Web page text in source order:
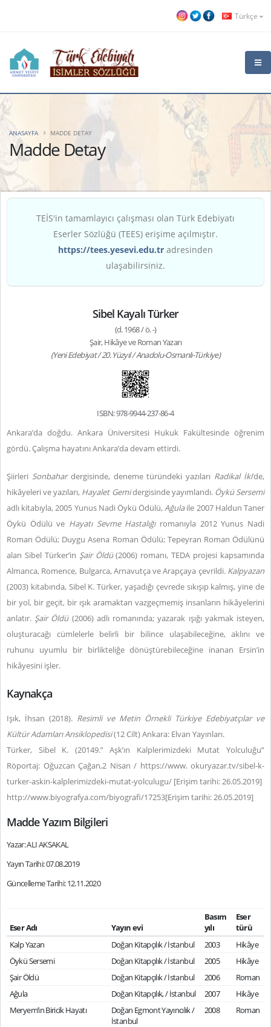
Türkçe
Madde Detay
ANASAYFA MADDE DETAY
TEİS'in tamamlayıcı çalışması olan Türk Edebiyatı
Eserler Sözlüğü (TEES) erişime açılmıştır.
https://tees.yesevi.edu.tr adresinden
ulaşabilirsiniz.
Sibel Kayalı Türker
(d. 1968 / ö. -)
Şair, Hikâye ve Roman Yazarı
(Yeni Edebiyat / 20. Yüzyıl / Anadolu-Osmanlı-Türkiye)
ISBN: 978-9944-237-86-4
Ankara’da doğdu. Ankara Üniversitesi Hukuk Fakültesinde öğrenim
gördü. Çalışma hayatını Ankara’da devam ettirdi.
Şiirleri Sonbahardergisinde, deneme türündeki yazıları Radikal İki’de,
hikâyeleri ve yazıları, Hayalet Gemidergisinde yayımlandı. Öykü Sersemi
adlı kitabıyla, 2005 Yunus Nadi Öykü Ödülü,Ağulaile 2007 Haldun Taner
Öykü Ödülü ve Hayatı Sevme Hastalığıromanıyla 2012 Yunus Nadi
Roman Ödülü; Duygu Asena Roman Ödülü; Tepeyran Roman Ödülünü
alan Sibel Türker’in Şair Öldü(2006) romanı, TEDA projesi kapsamında
Almanca, Romence, Bulgarca, Arnavutça ve Arapçaya çevrildi. Kalpyazan
(2003) kitabında, Sibel K. Türker, yaşadığı çevrede sıkışıp kalmış, yine de
bir yol, bir geçit, bir ışık aramaktan vazgeçmemiş insanların hikâyelerini
anlatır. Şair Öldü(2006) adlı romanında; yazarak ışığı yakmak isteyen,
oluşturacağı cümlelerle belirli bir bilince ulaşabileceğine, aklını ve
ruhunu uyumlu bir birlikteliğe dönüştürebileceğine inanan Ersin’in
hikâyesini işler.
Kaynakça
Işık, İhsan (2018). Resimli ve Metin Örnekli Türkiye Edebiyatçılar ve
Kültür Adamları Ansiklopedisi(12 Cilt) Ankara: Elvan Yayınları.
Türker, Sibel K. (20149.” Aşk’ın Kalplerimizdeki Mutat Yolculuğu”
Röportaj: Oğuzcan Çağan,2 Nisan / https://www. okuryazar.tv/sibel-k-
turker-askin-kalplerimizdeki-mutat-yolculugu/ [Erişim tarihi: 26.05.2019]
http://www.biyografya.com/biyografi/17253[Erişim tarihi: 26.05.2019]
Madde Yazım Bilgileri
Yazar: ALI AKSAKAL
Yayın Tarihi: 07.08.2019
Güncelleme Tarihi: 12.11.2020
Eser Adı Yayın evi
Basım
yılı
Eser
türü
Kalp Yazan
Doğan Kitapçılık / İstanbul 2003
Hikâye
Öykü Sersemi
Doğan Kitapçılık / İstanbul 2005
Hikâye
Şair Öldü
Doğan Kitapçılık / İstanbul 2006
Roman
Ağula
Doğan Kitapçılık, / İstanbul 2007
Hikâye
Meryem’in Biricik Hayatı
Doğan Egmont Yayıncılık /
İstanbul
2008 Roman